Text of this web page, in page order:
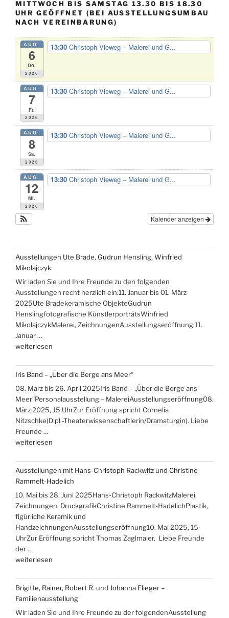
MITTWOCH BIS SAMSTAG 13.30 BIS 18.30
UHR GEÖFFNET (BEI AUSSTELLUNGSUMBAU
NACH VEREINBARUNG)
AUG.
6
Do.
2026
13:30 Christoph Vieweg – Malerei und G...
AUG.
7
Fr.
2026
13:30 Christoph Vieweg – Malerei und G...
AUG.
8
Sa.
2026
13:30 Christoph Vieweg – Malerei und G...
AUG.
12
Mi.
2026
13:30 Christoph Vieweg – Malerei und G...
Kalender anzeigen
Ausstellungen Ute Brade, Gudrun Hensling, Winfried
Mikolajczyk
Wir laden Sie und Ihre Freunde zu den folgenden
Ausstellungen recht herzlich ein:11. Januar bis 01. März
2025Ute Bradekeramische ObjekteGudrun
Henslingfotografische KünstlerporträtsWinfried
MikolajczykMalerei, ZeichnungenAusstellungseröffnung:11.
Januar …
„Ausstellungen
Brade,
Gudrun
Hensling,
Winfried
Mikolajczyk“
weiterlesen
Iris Band – „Über die Berge ans Meer“
08. März bis 26. April 2025Iris Band – „Über die Berge ans
Meer“Personalausstellung – MalereiAusstellungseröffnung08.
März 2025, 15 UhrZur Eröffnung spricht Cornelia
Nitzschke(Dipl.-Theaterwissenschaftlerin/Dramaturgin). Liebe
Freunde …
„Iris
–
„Über
die
Berge
ans
Meer““
weiterlesen
Ausstellungen mit Hans-Christoph Rackwitz und Christine
Rammelt-Hadelich
10. Mai bis 28. Juni 2025Hans-Christoph RackwitzMalerei,
Zeichnungen, DruckgrafikChristine Rammelt-HadelichPlastik,
figürliche Keramik und
HandzeichnungenAusstellungseröffnung10. Mai 2025, 15
UhrZur Eröffnung spricht Thomas Zaglmaier. Liebe Freunde
der …
„Ausstellungen
Hans-
Christoph
Rackwitz
und
weiterlesen
Brigitte, Rainer, Robert R. und Johanna Flieger –
Familienausstellung
Wir laden Sie und Ihre Freunde zu der folgendenAusstellung